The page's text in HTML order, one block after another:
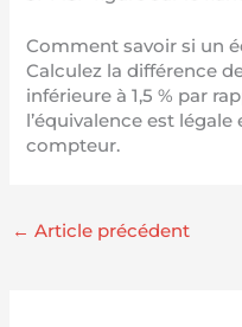
Comment savoir si un
Calculez la différence
inférieure à 1,5 % par
l’équivalence est
compteur.
← Article précédent